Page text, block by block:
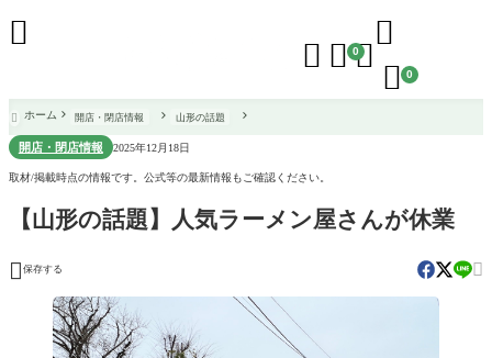
  0

 0

 ホーム 開店・閉店情報 山形の話題
開店・閉店情報 2025年12月18日
取材/掲載時点の情報です。公式等の最新情報もご確認ください。
【山形の話題】人気ラーメン屋さんが休業
 保存する 